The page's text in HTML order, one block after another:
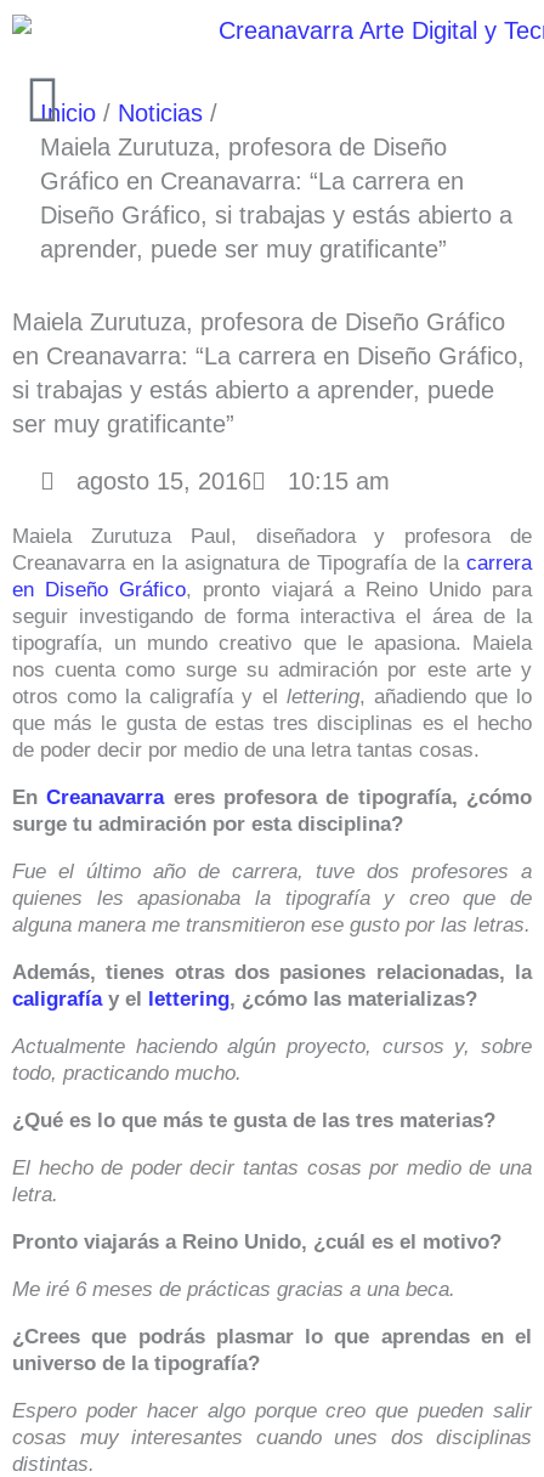
Ir
contenido
Inicio
Noticias
Maiela Zurutuza, profesora de Diseño
Gráfico en Creanavarra: “La carrera en
Diseño Gráfico, si trabajas y estás abierto a
aprender, puede ser muy gratificante”
Maiela Zurutuza, profesora de Diseño Gráfico
en Creanavarra: “La carrera en Diseño Gráfico,
si trabajas y estás abierto a aprender, puede
ser muy gratificante”
agosto 15, 2016 10:15 am
Maiela Zurutuza Paul, diseñadora y profesora de
Creanavarra en la asignatura de Tipografía de la carrera
en Diseño Gráfico, pronto viajará a Reino Unido para
seguir investigando de forma interactiva el área de la
tipografía, un mundo creativo que le apasiona. Maiela
nos cuenta como surge su admiración por este arte y
otros como la caligrafía y el lettering, añadiendo que lo
que más le gusta de estas tres disciplinas es el hecho
de poder decir por medio de una letra tantas cosas.
EnCreanavarraeres profesora de tipografía, ¿cómo
surge tu admiración por esta disciplina?
Fue el último año de carrera, tuve dos profesores a
quienes les apasionaba la tipografía y creo que de
alguna manera me transmitieron ese gusto por las letras.
Además, tienes otras dos pasiones relacionadas, la
caligrafíay el lettering, ¿cómo las materializas?
Actualmente haciendo algún proyecto, cursos y, sobre
todo, practicando mucho.
¿Qué es lo que más te gusta de las tres materias?
El hecho de poder decir tantas cosas por medio de una
letra.
Pronto viajarás a Reino Unido, ¿cuál es el motivo?
Me iré 6 meses de prácticas gracias a una beca.
¿Crees que podrás plasmar lo que aprendas en el
universo de la tipografía?
Espero poder hacer algo porque creo que pueden salir
cosas muy interesantes cuando unes dos disciplinas
distintas.